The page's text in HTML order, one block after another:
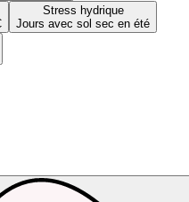
Stress hydrique
Jours avec sol sec en été